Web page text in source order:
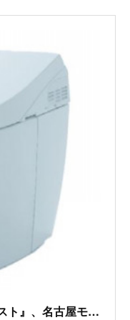
私の推し建材～TOTO『ネオレスト』、名古屋モザイク工業『クラルテ』～